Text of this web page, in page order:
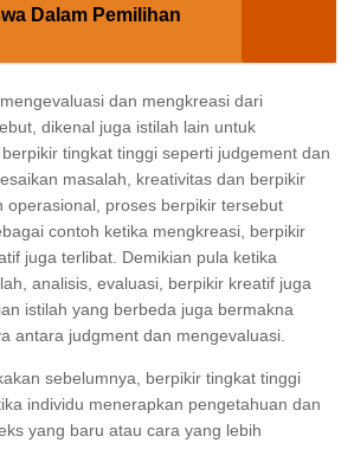
Dalam Pemilihan
dan mengkreasi dari
dikenal juga istilah lain untuk
tingkat tinggi seperti judgement dan
masalah, kreativitas dan berpikir
operasional, proses berpikir tersebut
contoh ketika mengkreasi, berpikir
juga terlibat. Demikian pula ketika
analisis, evaluasi, berpikir kreatif juga
istilah yang berbeda juga bermakna
antara judgment dan mengevaluasi.
sebelumnya, berpikir tingkat tinggi
individu menerapkan pengetahuan dan
yang baru atau cara yang lebih